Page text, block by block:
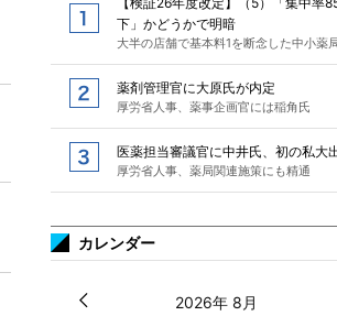
下」かどうかで明暗
大半の店舗で基本料1を断念した中小薬
薬剤管理官に大原氏が内定
厚労省人事、薬事企画官には稲角氏
医薬担当審議官に中井氏、初の私大
厚労省人事、薬局関連施策にも精通
カレンダー
2026年 8月